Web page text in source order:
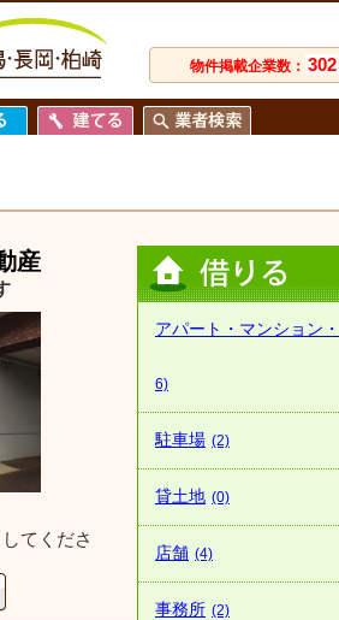
物件掲載企業数： 302
産
てくださ
アパート・マンション
6)
駐車場 (2)
貸土地 (0)
店舗 (4)
事務所 (2)